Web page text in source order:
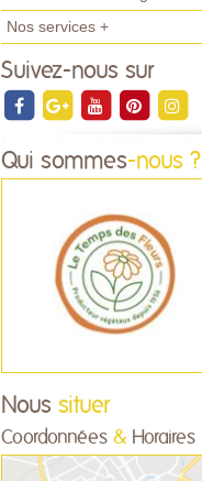
Nos services +
Suivez-nous sur
Qui sommes-nous ?
Nous situer
Coordonnées & Horaires